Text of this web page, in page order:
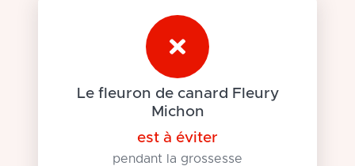
Le fleuron de canard Fleury
Michon
est à éviter
pendant la grossesse